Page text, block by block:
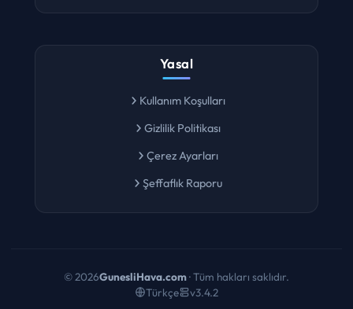
Yasal
GunesliHava.com· Tüm hakları saklıdır.